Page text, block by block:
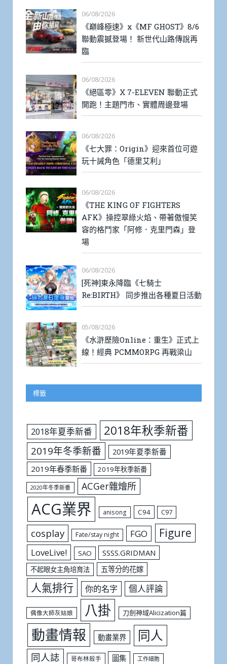
06/08/2026
《巔峰極速》x《MF GHOST》8/6
聯動震撼登場！ 新世代山路傳說再
臨
06/08/2026
《絕區零》X 7-ELEVEN 聯動正式
開跑！主題門市、實體周邊登場
06/08/2026
《七大罪：Origin》迎來首位可遊
玩十誡角色「德里艾利」
06/08/2026
《THE KING OF FIGHTERS
AFK》操控翠綠火焰、帶著傲慢笑
容的格鬥家「阿修．克里門森」登
場
06/08/2026
[死神]東永降臨《七騎士
Re:BIRTH》 同步推出各種夏日活動
05/08/2026
《水滸歷險Online：重生》正式上
線！經典 PCMMORPG 再戰梁山
標籤
2018年夏季新番 2018年秋季新番
2019年冬季新番
2019年夏季新番
2019年春季新番
2019年秋季新番
2020年冬季新番 ACGer雜燴所
ACG業界 anisong C94 C97
cosplay Fate/stay night FGO Figure
LoveLive! SAO SSSS.GRIDMAN
不起眼女主角培育法 五等分的花嫁
人氣排行 你的名字 個人評論
偶像大師灰姑娘 八掛 刀劍神域Alicization篇
動畫情報 動畫業界 同人
同人誌 哥布林殺手 圖集 工作細胞